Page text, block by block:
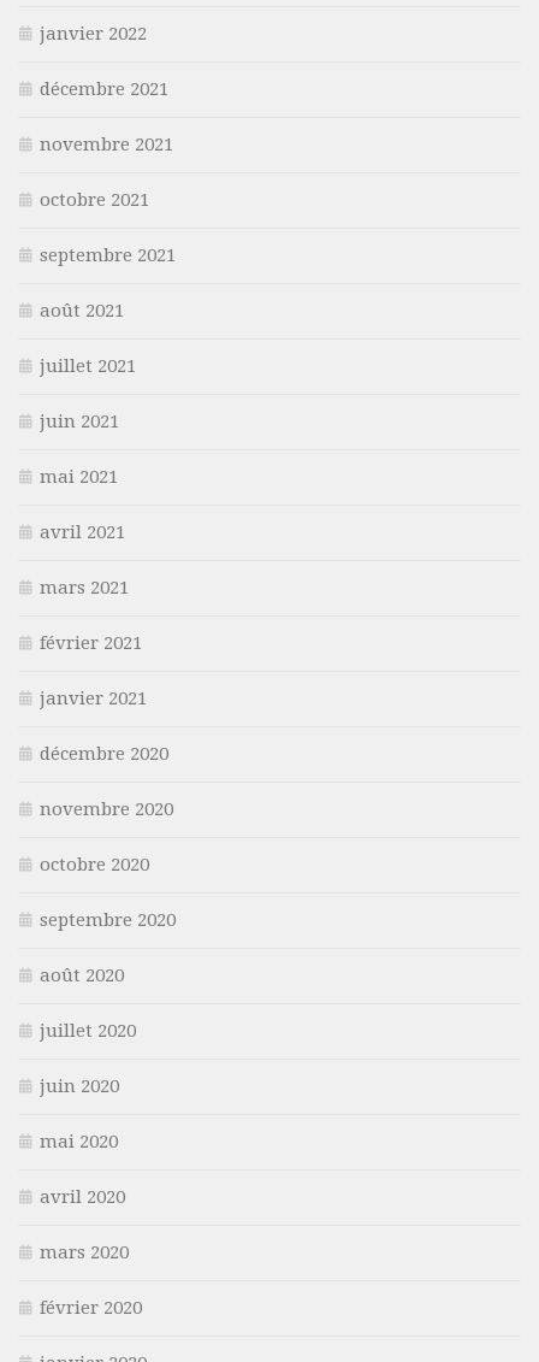
janvier 2022
décembre 2021
novembre 2021
octobre 2021
septembre 2021
août 2021
juillet 2021
juin 2021
mai 2021
avril 2021
mars 2021
février 2021
janvier 2021
décembre 2020
novembre 2020
octobre 2020
septembre 2020
août 2020
juillet 2020
juin 2020
mai 2020
avril 2020
mars 2020
février 2020